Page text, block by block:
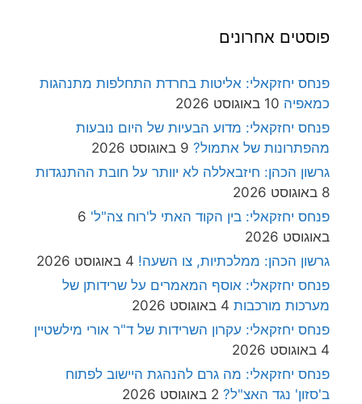
פוסטים אחרונים
פנחס יחזקאלי: אליטות בחרדת התחלפות מתנהגות
כמאפיה 10 באוגוסט 2026
פנחס יחזקאלי: מדוע הבעיות של היום נובעות
מהפתרונות של אתמול? 9 באוגוסט 2026
גרשון הכהן: חיזבאללה לא יוותר על חובת ההתנגדות
8 באוגוסט 2026
פנחס יחזקאלי: בין הקוד האתי ל'רוח צה"ל' 6
באוגוסט 2026
גרשון הכהן: ממלכתיות, צו השעה! 4 באוגוסט 2026
פנחס יחזקאלי: אוסף המאמרים על שרידותן של
מערכות מורכבות 4 באוגוסט 2026
פנחס יחזקאלי: עקרון השרידות של ד"ר אורי מילשטיין
4 באוגוסט 2026
פנחס יחזקאלי: מה גרם להנהגת היישוב לפתוח
ב'סזון' נגד האצ"ל? 2 באוגוסט 2026